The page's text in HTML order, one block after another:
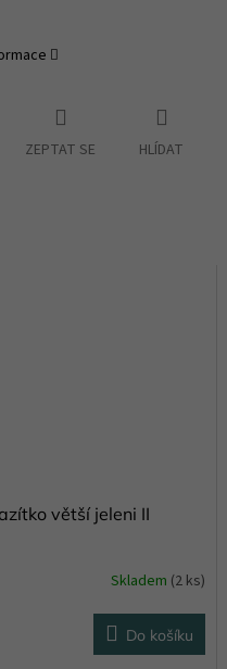
ZEPTAT SE HLÍDAT
větší jeleni II
Skladem (2 ks)
Do košíku